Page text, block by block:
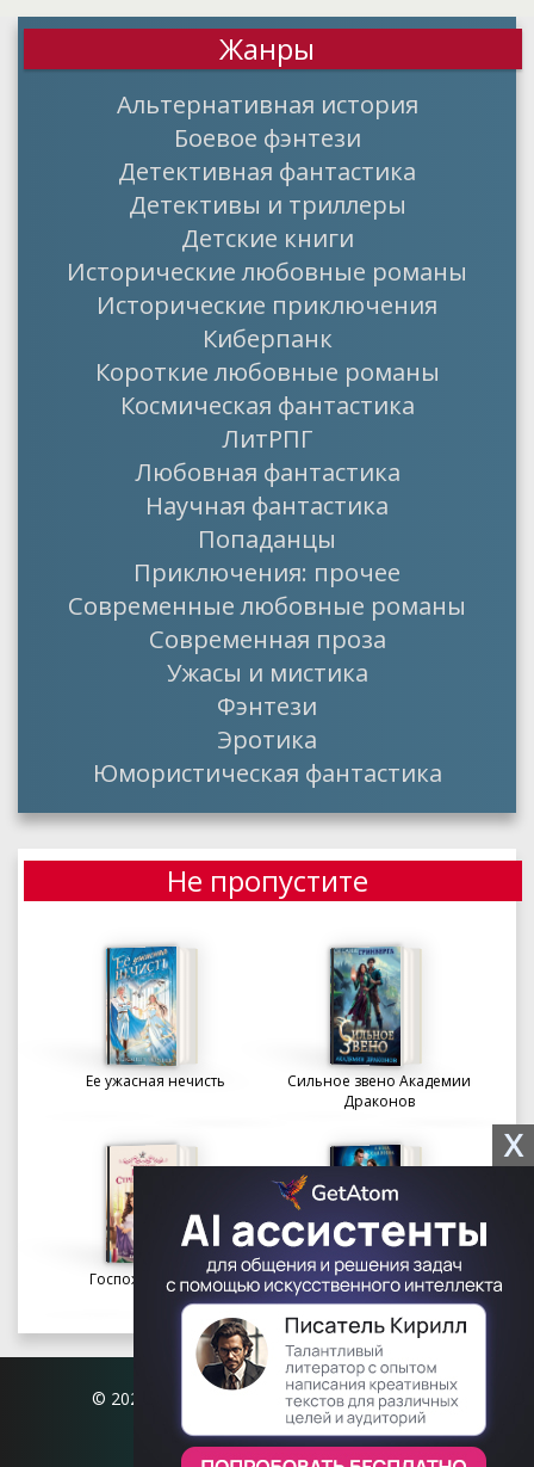
Жанры
Альтернативная история
Боевое фэнтези
Детективная фантастика
Детективы и триллеры
Детские книги
Исторические любовные романы
Исторические приключения
Киберпанк
Короткие любовные романы
Космическая фантастика
ЛитРПГ
Любовная фантастика
Научная фантастика
Попаданцы
Приключения: прочее
Современные любовные романы
Современная проза
Ужасы и мистика
Фэнтези
Эротика
Юмористическая фантастика
Не пропустите
Ее ужасная нечисть
Сильное звено Академии
Драконов
Госпожа портниха
Осколки вечности в
Академии Судьбы
© 2026 Книгофил.орг | contact@knigofil.org
X